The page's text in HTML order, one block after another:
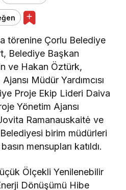
törenine Çorlu Belediye
Belediye Başkan
ve Hakan Öztürk,
Müdür Yardımcısı
Proje Ekip Lideri Daiva
Yönetim Ajansı
Ramanauskaitė ve
birim müdürleri
mensupları katıldı.
Ölçekli Yenilenebilir
Dönüşümü Hibe